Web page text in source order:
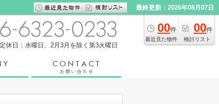
最終更新：2026年08月07日
00件
最近見た物件
00件
検討リスト
定休日：水曜日、2月3月を除く第3火曜日